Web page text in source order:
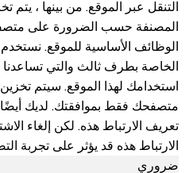
تخزين ملفات تعريف الارتباط
لأنها ضرورية لعمل
أيضًا ملفات تعريف الارتباط
في تحليل وفهم كيفية
ملفات تعريف الارتباط هذه في
خيار إلغاء الاشتراك في ملفات
الاشتراك في بعض ملفات تعريف
التصفح لديك.